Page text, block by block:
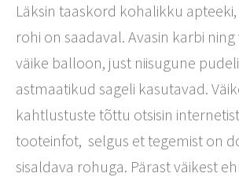
Läksin taaskord kohalikku
rohi on saadaval. Avasin karbi
väike balloon, just niisugune
astmaatikud sageli kasutavad.
kahtlustuste tõttu otsisin
tooteinfot, selgus et tegemist on
sisaldava rohuga. Pärast väikest